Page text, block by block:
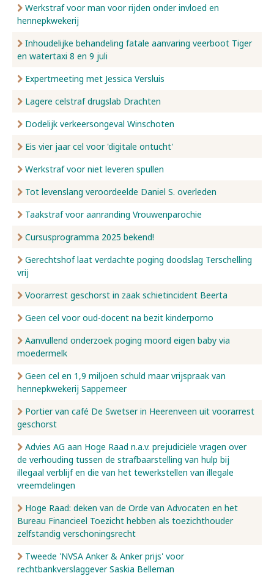
Werkstraf voor man voor rijden onder invloed en
hennepkwekerij
Inhoudelijke behandeling fatale aanvaring veerboot Tiger
en watertaxi 8 en 9 juli
Expertmeeting met Jessica Versluis
Lagere celstraf drugslab Drachten
Dodelijk verkeersongeval Winschoten
Eis vier jaar cel voor 'digitale ontucht'
Werkstraf voor niet leveren spullen
Tot levenslang veroordeelde Daniel S. overleden
Taakstraf voor aanranding Vrouwenparochie
Cursusprogramma 2025 bekend!
Gerechtshof laat verdachte poging doodslag Terschelling
vrij
Voorarrest geschorst in zaak schietincident Beerta
Geen cel voor oud-docent na bezit kinderporno
Aanvullend onderzoek poging moord eigen baby via
moedermelk
Geen cel en 1,9 miljoen schuld maar vrijspraak van
hennepkwekerij Sappemeer
Portier van café De Swetser in Heerenveen uit voorarrest
geschorst
Advies AG aan Hoge Raad n.a.v. prejudiciële vragen over
de verhouding tussen de strafbaarstelling van hulp bij
illegaal verblijf en die van het tewerkstellen van illegale
vreemdelingen
Hoge Raad: deken van de Orde van Advocaten en het
Bureau Financieel Toezicht hebben als toezichthouder
zelfstandig verschoningsrecht
Tweede 'NVSA Anker & Anker prijs' voor
rechtbankverslaggever Saskia Belleman